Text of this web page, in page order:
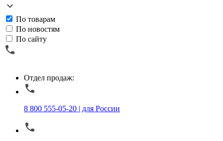
По товарам
По новостям
По сайту
Отдел продаж:
8 800 555-05-20 | для России